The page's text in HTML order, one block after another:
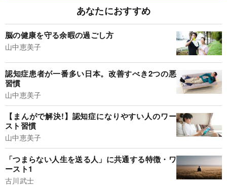
あなたにおすすめ
脳の健康を守る余暇の過ごし方
山中恵美子
認知症患者が一番多い日本。改善すべき2つの悪
習慣
山中恵美子
【まんがで解決!】認知症になりやすい人のワー
スト習慣
山中恵美子
「つまらない人生を送る人」に共通する特徴・ワ
ースト1
古川武士